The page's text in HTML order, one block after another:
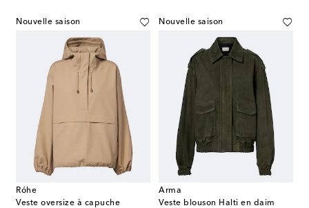
Nouvelle saison
Róhe
Veste oversize à capuche
Nouvelle saison
Arma
Veste blouson Halti en daim